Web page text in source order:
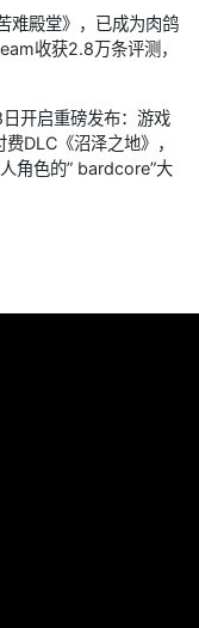
难殿堂》，已成为肉鸽
收获2.8万条评测，
开启重磅发布：游戏
DLC《沼泽之地》，
角色的” bardcore”大